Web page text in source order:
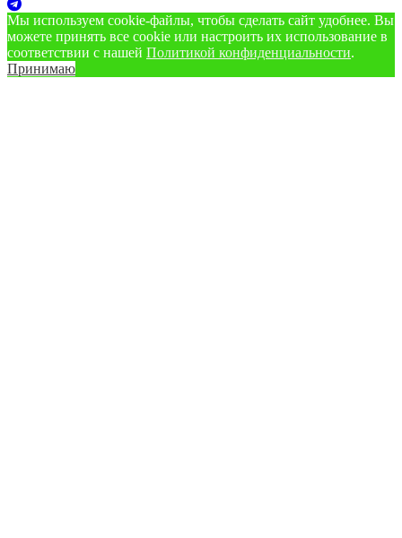
Мы используем cookie‑файлы, чтобы сделать сайт удобнее. Вы
можете принять все cookie или настроить их использование в
соответствии с нашей Политикой конфиденциальности.
Принимаю